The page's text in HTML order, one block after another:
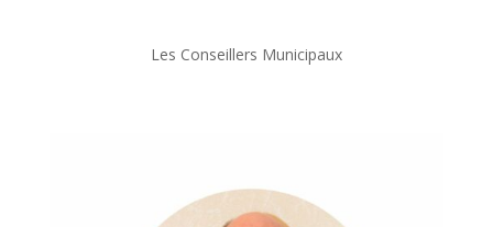
Les Conseillers Municipaux